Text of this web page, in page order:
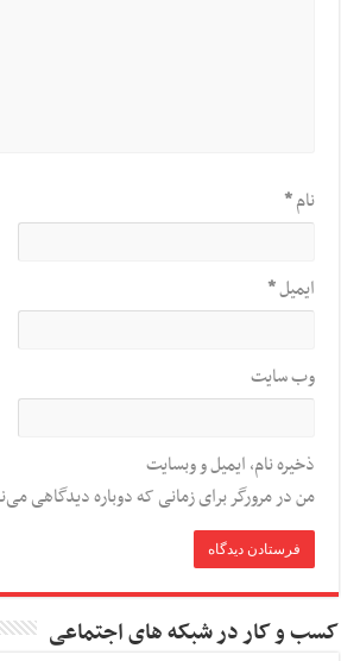
نام*
ایمیل*
وب‌ سایت
ذخیره نام، ایمیل و وبسایت
من در مرورگر برای زمانی که دوباره دیدگاهی
کسب و کار در شبکه های اجتماعی